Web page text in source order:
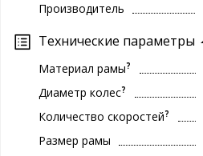
Производитель
Технические параметры
Материал рамы?
Диаметр колес?
Количество скоростей?
Размер рамы